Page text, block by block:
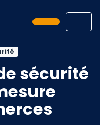
Prendre
sécurité